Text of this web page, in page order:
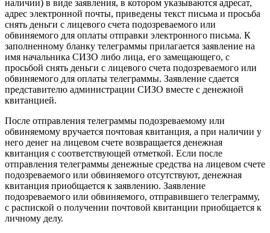
наличии) в виде заявления, в котором указываются адресат,
адрес электронной почты, приведены текст письма и просьба
снять деньги с лицевого счета подозреваемого или
обвиняемого для оплаты отправки электронного письма. К
заполненному бланку телеграммы прилагается заявление на
имя начальника СИЗО либо лица, его замещающего, с
просьбой снять деньги с лицевого счета подозреваемого или
обвиняемого для оплаты телеграммы. Заявление сдается
представителю администрации СИЗО вместе с денежной
квитанцией.
После отправления телеграммы подозреваемому или
обвиняемому вручается почтовая квитанция, а при наличии у
него денег на лицевом счете возвращается денежная
квитанция с соответствующей отметкой. Если после
отправления телеграммы денежные средства на лицевом счете
подозреваемого или обвиняемого отсутствуют, денежная
квитанция приобщается к заявлению. Заявление
подозреваемого или обвиняемого, отправившего телеграмму,
с распиской о получении почтовой квитанции приобщается к
личному делу.